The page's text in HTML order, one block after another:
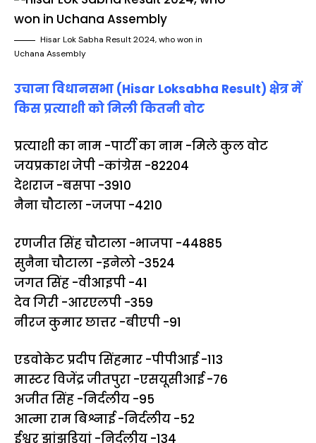
Hisar Lok Sabha Result 2024, who won in
Uchana Assembly
उचाना विधानसभा (Hisar Loksabha Result) क्षेत्र में
किस प्रत्याशी को मिली कितनी वोट
प्रत्याशी का नाम -पार्टी का नाम -मिले कुल वोट
जयप्रकाश जेपी -कांग्रेस -82204
देशराज -बसपा -3910
नैना चौटाला -जजपा -4210
रणजीत सिंह चौटाला -भाजपा -44885
सुनैना चौटाला -इनेलो -3524
जगत सिंह -वीआइपी -41
देव गिरी -आरएलपी -359
नीरज कुमार छात्तर -बीएपी -91
एडवोकेट प्रदीप सिंहमार -पीपीआई -113
मास्टर विजेंद्र जीतपुरा -एसयूसीआई -76
अजीत सिंह -निर्दलीय -95
आत्मा राम बिश्नाई -निर्दलीय -52
ईश्वर झांझड़ियां -निर्दलीय -134